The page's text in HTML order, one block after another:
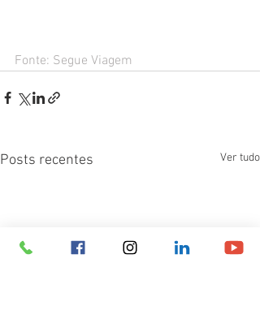
Fonte: Segue Viagem
Posts recentes Ver tudo